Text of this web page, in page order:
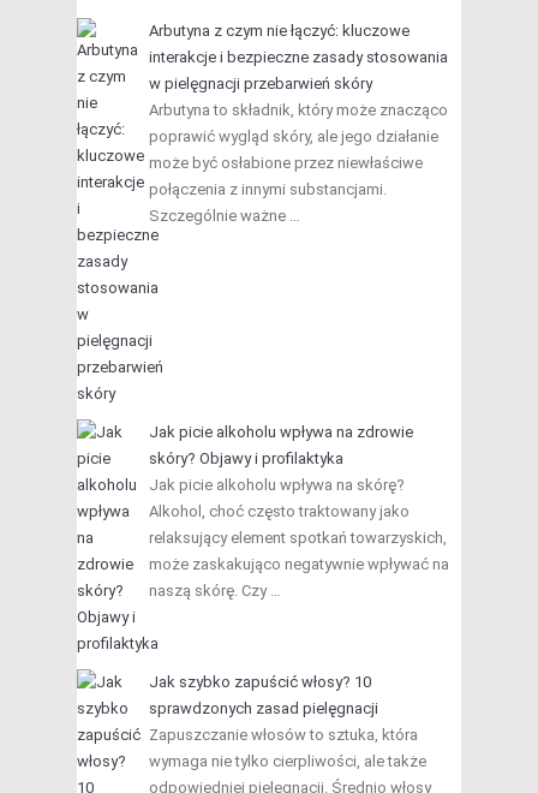
Arbutyna z czym nie łączyć: kluczowe
interakcje i bezpieczne zasady stosowania
w pielęgnacji przebarwień skóry
Arbutyna to składnik, który może znacząco
poprawić wygląd skóry, ale jego działanie
może być osłabione przez niewłaściwe
połączenia z innymi substancjami.
Szczególnie ważne …
Jak picie alkoholu wpływa na zdrowie
skóry? Objawy i profilaktyka
Jak picie alkoholu wpływa na skórę?
Alkohol, choć często traktowany jako
relaksujący element spotkań towarzyskich,
może zaskakująco negatywnie wpływać na
naszą skórę. Czy …
Jak szybko zapuścić włosy? 10
sprawdzonych zasad pielęgnacji
Zapuszczanie włosów to sztuka, która
wymaga nie tylko cierpliwości, ale także
odpowiedniej pielęgnacji. Średnio włosy